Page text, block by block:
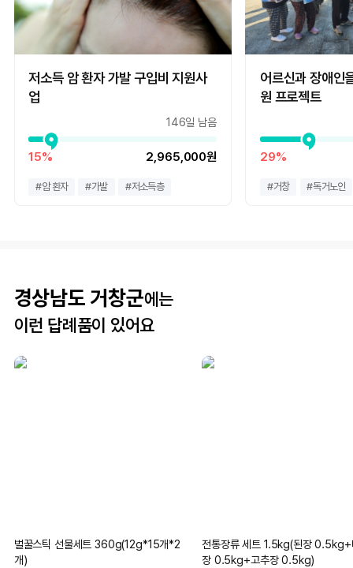
저소득 암 환자 가발 구입비 지원사
업
146일 남음
15% 2,965,000원
#암 환자 #가발 #저소득층
어르신과 장애인
원 프로젝트
29%
#거창 #독거노인
경상남도 거창군에는
이런 답례품이 있어요
벌꿀스틱 선물세트 360g(12g*15개*2
개)
전통장류 세트 1.5kg(된장 0.5kg+
장 0.5kg+고추장 0.5kg)